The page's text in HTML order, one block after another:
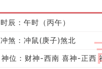
时辰：午时（丙午）
冲煞：冲鼠(庚子)煞北
神位：财神-西南 喜神-正西